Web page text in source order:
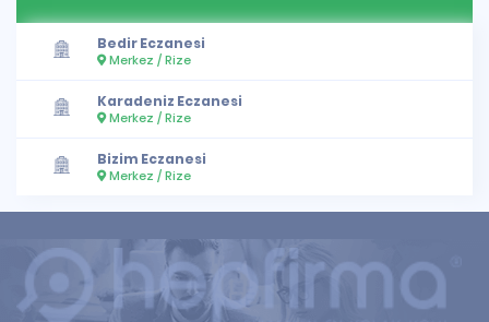
Bedir Eczanesi
Merkez / Rize
Karadeniz Eczanesi
Merkez / Rize
Bizim Eczanesi
Merkez / Rize